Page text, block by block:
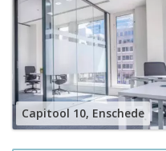
Capitool 10, Enschede